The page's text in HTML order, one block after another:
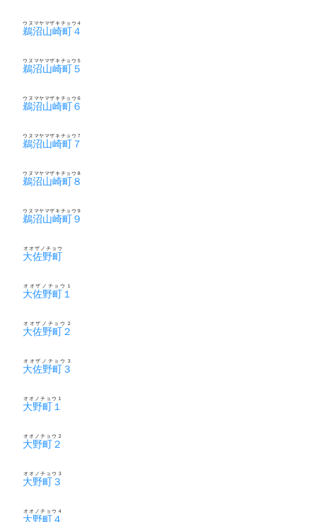
鵜沼山崎町４
ウヌマヤマザキチョウ４
鵜沼山崎町５
ウヌマヤマザキチョウ５
鵜沼山崎町６
ウヌマヤマザキチョウ６
鵜沼山崎町７
ウヌマヤマザキチョウ７
鵜沼山崎町８
ウヌマヤマザキチョウ８
鵜沼山崎町９
ウヌマヤマザキチョウ９
大佐野町
オオザノチョウ
大佐野町１
オオザノチョウ１
大佐野町２
オオザノチョウ２
大佐野町３
オオザノチョウ３
大野町１
オオノチョウ１
大野町２
オオノチョウ２
大野町３
オオノチョウ３
大野町４
オオノチョウ４